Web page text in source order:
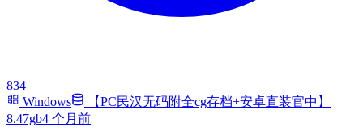
834
Windows
【PC民汉无码附全cg存档+安卓直装官中】
8.47gb4 个月前